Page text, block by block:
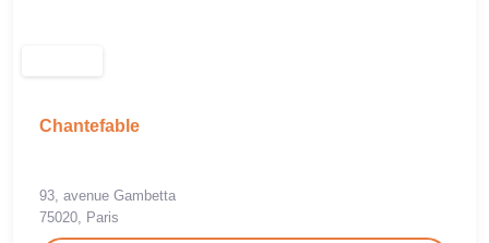
Chantefable
93, avenue Gambetta
75020, Paris